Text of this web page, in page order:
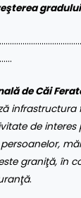
de Căi Ferate
infrastructura
de interes
graniţă, în
.